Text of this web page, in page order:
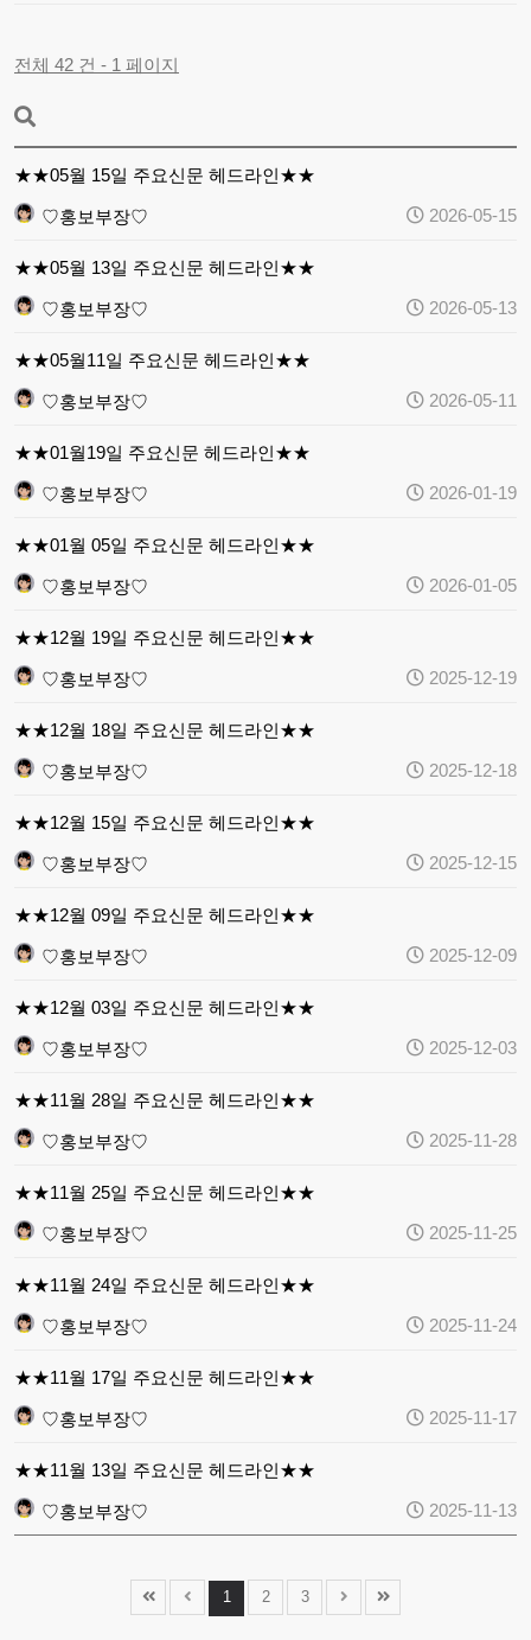
전체 42 건 - 1 페이지
★★05월 15일 주요신문 헤드라인★★
♡홍보부장♡ 2026-05-15
★★05월 13일 주요신문 헤드라인★★
♡홍보부장♡ 2026-05-13
★★05월11일 주요신문 헤드라인★★
♡홍보부장♡ 2026-05-11
★★01월19일 주요신문 헤드라인★★
♡홍보부장♡ 2026-01-19
★★01월 05일 주요신문 헤드라인★★
♡홍보부장♡ 2026-01-05
★★12월 19일 주요신문 헤드라인★★
♡홍보부장♡ 2025-12-19
★★12월 18일 주요신문 헤드라인★★
♡홍보부장♡ 2025-12-18
★★12월 15일 주요신문 헤드라인★★
♡홍보부장♡ 2025-12-15
★★12월 09일 주요신문 헤드라인★★
♡홍보부장♡ 2025-12-09
★★12월 03일 주요신문 헤드라인★★
♡홍보부장♡ 2025-12-03
★★11월 28일 주요신문 헤드라인★★
♡홍보부장♡ 2025-11-28
★★11월 25일 주요신문 헤드라인★★
♡홍보부장♡ 2025-11-25
★★11월 24일 주요신문 헤드라인★★
♡홍보부장♡ 2025-11-24
★★11월 17일 주요신문 헤드라인★★
♡홍보부장♡ 2025-11-17
★★11월 13일 주요신문 헤드라인★★
♡홍보부장♡ 2025-11-13
1 2 3